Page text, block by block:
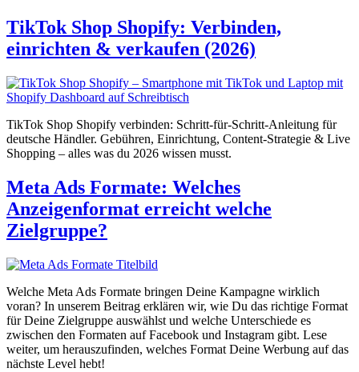
TikTok Shop Shopify: Verbinden,
einrichten & verkaufen (2026)
TikTok Shop Shopify verbinden: Schritt-für-Schritt-Anleitung für
deutsche Händler. Gebühren, Einrichtung, Content-Strategie & Live
Shopping – alles was du 2026 wissen musst.
Meta Ads Formate: Welches
Anzeigenformat erreicht welche
Zielgruppe?
Welche Meta Ads Formate bringen Deine Kampagne wirklich
voran? In unserem Beitrag erklären wir, wie Du das richtige Format
für Deine Zielgruppe auswählst und welche Unterschiede es
zwischen den Formaten auf Facebook und Instagram gibt. Lese
weiter, um herauszufinden, welches Format Deine Werbung auf das
nächste Level hebt!